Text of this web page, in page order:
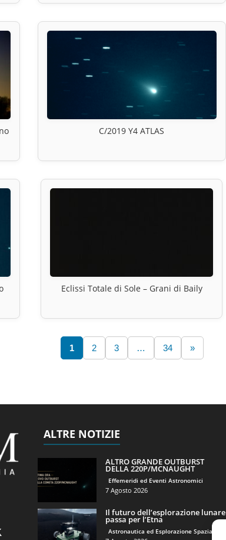
C/2019 Y4 ATLAS
Eclissi Totale di Sole – Grani di Baily
1 2 3 … 34 »
ALTRE NOTIZIE
ALTRO GRANDE OUTBURST
DELLA 220P/MCNAUGHT
Effemeridi ed Eventi Astronomici
7 Agosto 2026
Il futuro dell’esplorazione lunare
passa per l’Etna
Astronautica ed Esplorazione Spaziale